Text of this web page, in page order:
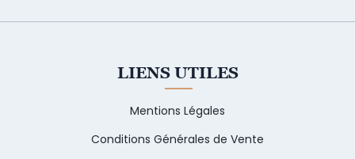
LIENS UTILES
Mentions Légales
Conditions Générales de Vente